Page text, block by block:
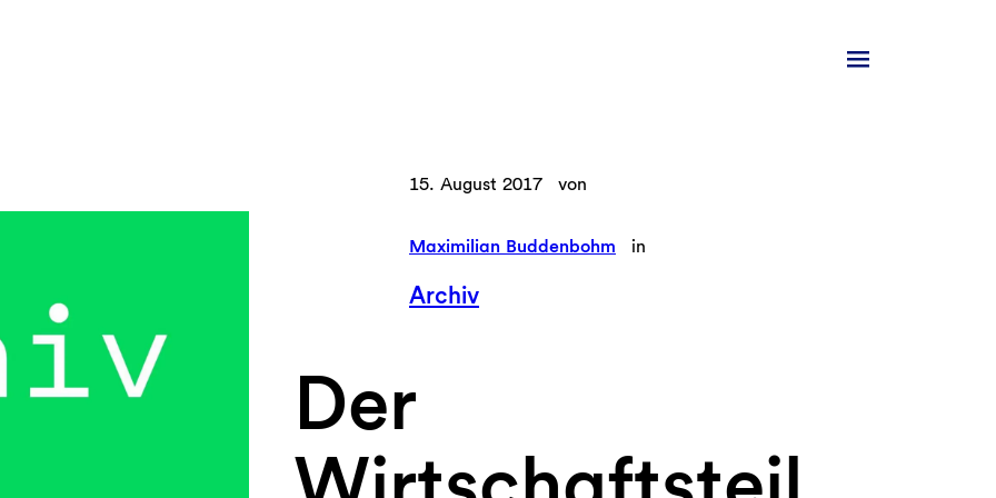
15. August 2017 von
Maximilian Buddenbohm in
Archiv
Der